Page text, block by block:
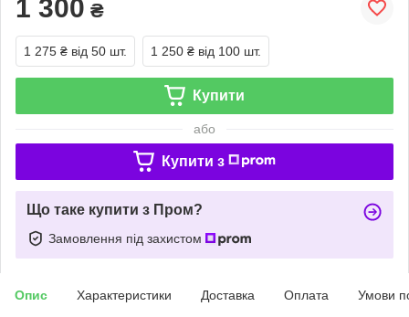
1 300 ₴
1 275 ₴ від 50 шт. 1 250 ₴ від 100 шт.
Купити
або
Купити з
Що таке купити з Пром?
Замовлення під захистом
Опис Характеристики Доставка Оплата Умови